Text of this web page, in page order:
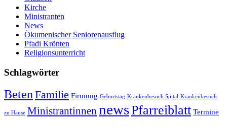
Kirche
Ministranten
News
Ökumenischer Seniorenausflug
Pfadi Krönten
Religionsunterricht
Schlagwörter
Beten Familie Firmung Geburtstag Krankenbesuch Spital Krankenbesuch
zu Hause Ministrantinnen newsPfarreiblatt Termine